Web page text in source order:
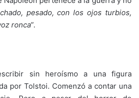
pesado, con los ojos turbios,
ronca”.
sin heroísmo a una figura
por Tolstoi. Comenzó a contar una